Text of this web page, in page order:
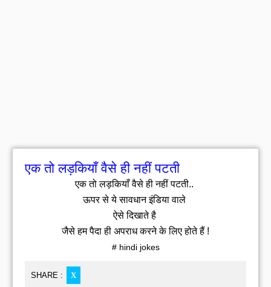
एक तो लड़कियाँ वैसे ही नहीं पटती
एक तो लड़कियाँ वैसे ही नहीं पटती..
ऊपर से ये सावधान इंडिया वाले
ऐसे दिखाते है
जैसे हम पैदा ही अपराध करने के लिए होते हैं !
# hindi jokes
SHARE : X